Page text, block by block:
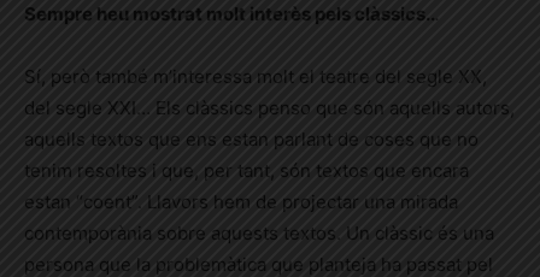
Sempre heu mostrat molt interès pels clàssics..
Sí, però també m’interessa molt el teatre del segle XX,
del segle XXI… Els clàssics penso que són aquells autors,
aquells textos que ens estan parlant de coses que no
tenim resoltes i que, per tant, són textos que encara
estan “coent”. Llavors hem de projectar una mirada
contemporània sobre aquests textos. Un clàssic és una
persona que la problemàtica que planteja ha passat pel